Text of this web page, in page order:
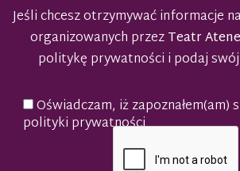
Jeśli chcesz otrzymywać informacje
organizowanych przezTeatr
politykę prywatności i podaj
Oświadczam, iż zapoznałem(am)
polityki prywatności